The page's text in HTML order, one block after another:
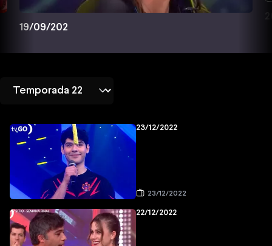
19/09/202
23/12/2022
23/12/2022
22/12/2022